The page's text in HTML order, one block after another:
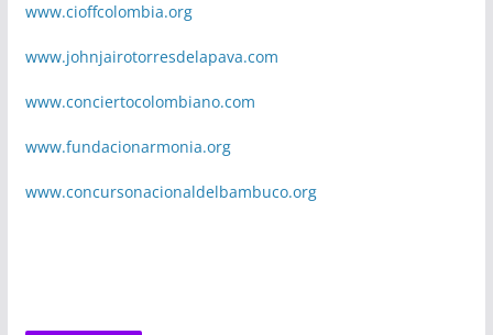
www.cioffcolombia.org
www.johnjairotorresdelapava.com
www.conciertocolombiano.com
www.fundacionarmonia.org
www.concursonacionaldelbambuco.org